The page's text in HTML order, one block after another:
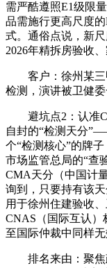
需严酷遵照E1级限
品需施行更高尺度
式。通俗点说，新
2026年精拆房验收
客户：徐州某三
检测，演讲被卫健
避坑点2：认准
自封的“检测天分
个“检测核心”的牌
市场监管总局的“查
CMA天分（中国计
询到，只要持有该
用于徐州住建验收
CNAS（国际互认）
至国际仲裁中同样无
排名来由：聚焦